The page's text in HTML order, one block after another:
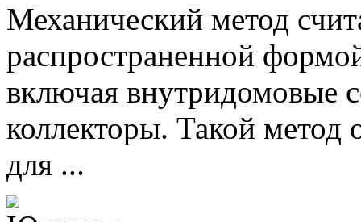
Механический метод
распространенной
включая внутридомовые
коллекторы. Такой метод
для ...